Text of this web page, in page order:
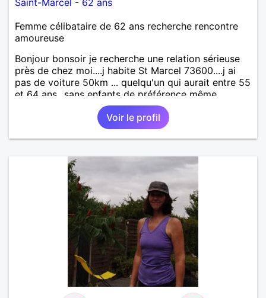
Femme célibataire de 62 ans recherche rencontre
amoureuse
Bonjour bonsoir je recherche une relation sérieuse
près de chez moi....j habite St Marcel 73600....j ai
pas de voiture 50km ... quelqu'un qui aurait entre 55
et 64 ans...sans enfants de préférence même
adultes et qui n aurait garder aucun contact avec
une où plusieurs ex...si vous correspondez à ma
recherche ecrivez moi je vous répondrai...
Voir le profil